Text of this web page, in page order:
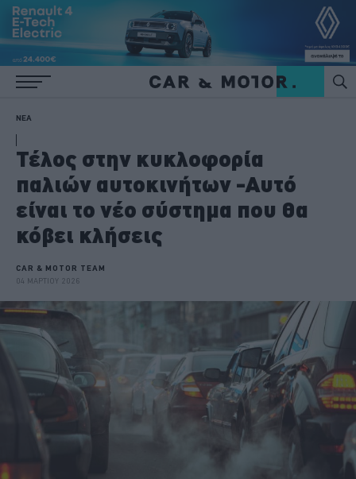
ΝΕΑ
Τέλος στην κυκλοφορία
παλιών αυτοκινήτων -Αυτό
είναι το νέο σύστημα που θα
κόβει κλήσεις
CAR & MOTOR TEAM
04 ΜΑΡΤΙΟΥ 2026